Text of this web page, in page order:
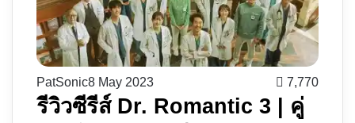
PatSonic8 May 2023 7,770
รีวิวซีรีส์ Dr. Romantic 3 | คู่